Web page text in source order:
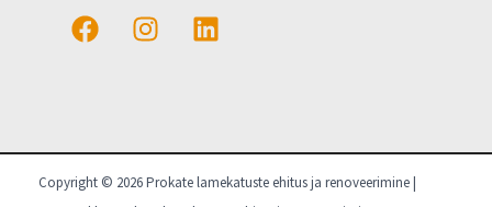
Copyright © 2026 Prokate lamekatuste ehitus ja renoveerimine |